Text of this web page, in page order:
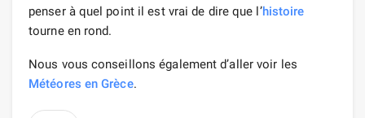
penser à quel point il est vrai de dire que l’histoire
tourne en rond.
Nous vous conseillons également d’aller voir les
Météores en Grèce.